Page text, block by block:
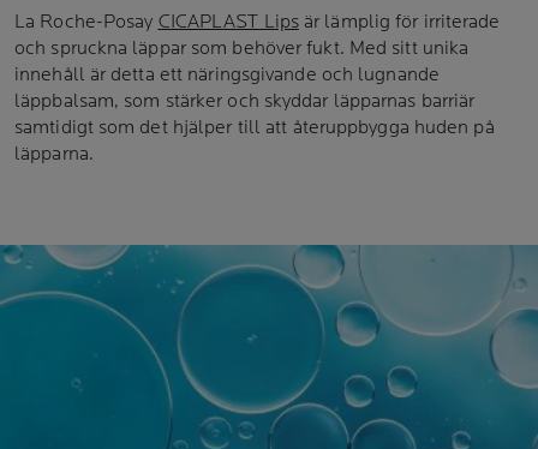
La Roche-Posay CICAPLAST Lipsär lämplig för irriterade
och spruckna läppar som behöver fukt. Med sitt unika
innehåll är detta ett näringsgivande och lugnande
läppbalsam, som stärker och skyddar läpparnas barriär
samtidigt som det hjälper till att återuppbygga huden på
läpparna.